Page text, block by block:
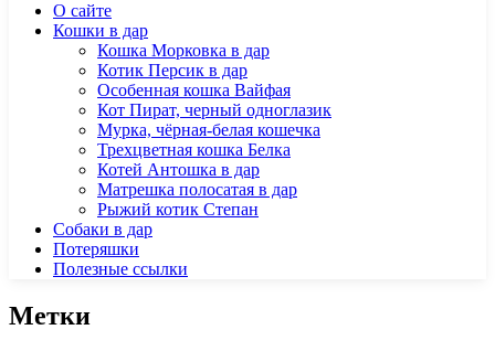
О сайте
Кошки в дар
Кошка Морковка в дар
Котик Персик в дар
Особенная кошка Вайфая
Кот Пират, черный одноглазик
Мурка, чёрная-белая кошечка
Трехцветная кошка Белка
Котей Антошка в дар
Матрешка полосатая в дар
Рыжий котик Степан
Собаки в дар
Потеряшки
Полезные ссылки
Метки